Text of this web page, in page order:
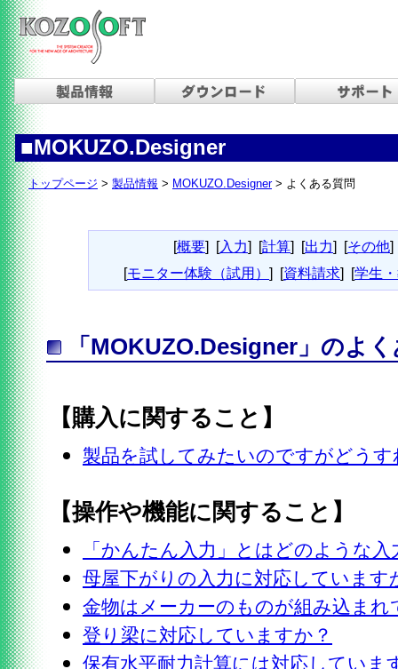
■MOKUZO.Designer
トップページ > 製品情報 > MOKUZO.Designer> よくある質問
[概要] [入力] [計算] [出力] [その他]
[モニター体験（試用） ] [資料請求] [学生
「MOKUZO.Designer」のよ
【購入に関すること】
製品を試してみたいのですがどう
【操作や機能に関すること】
「かんたん入力」とはどのような
母屋下がりの入力に対応しています
金物はメーカーのものが組み込まれ
登り梁に対応していますか？
保有水平耐力計算には対応していま